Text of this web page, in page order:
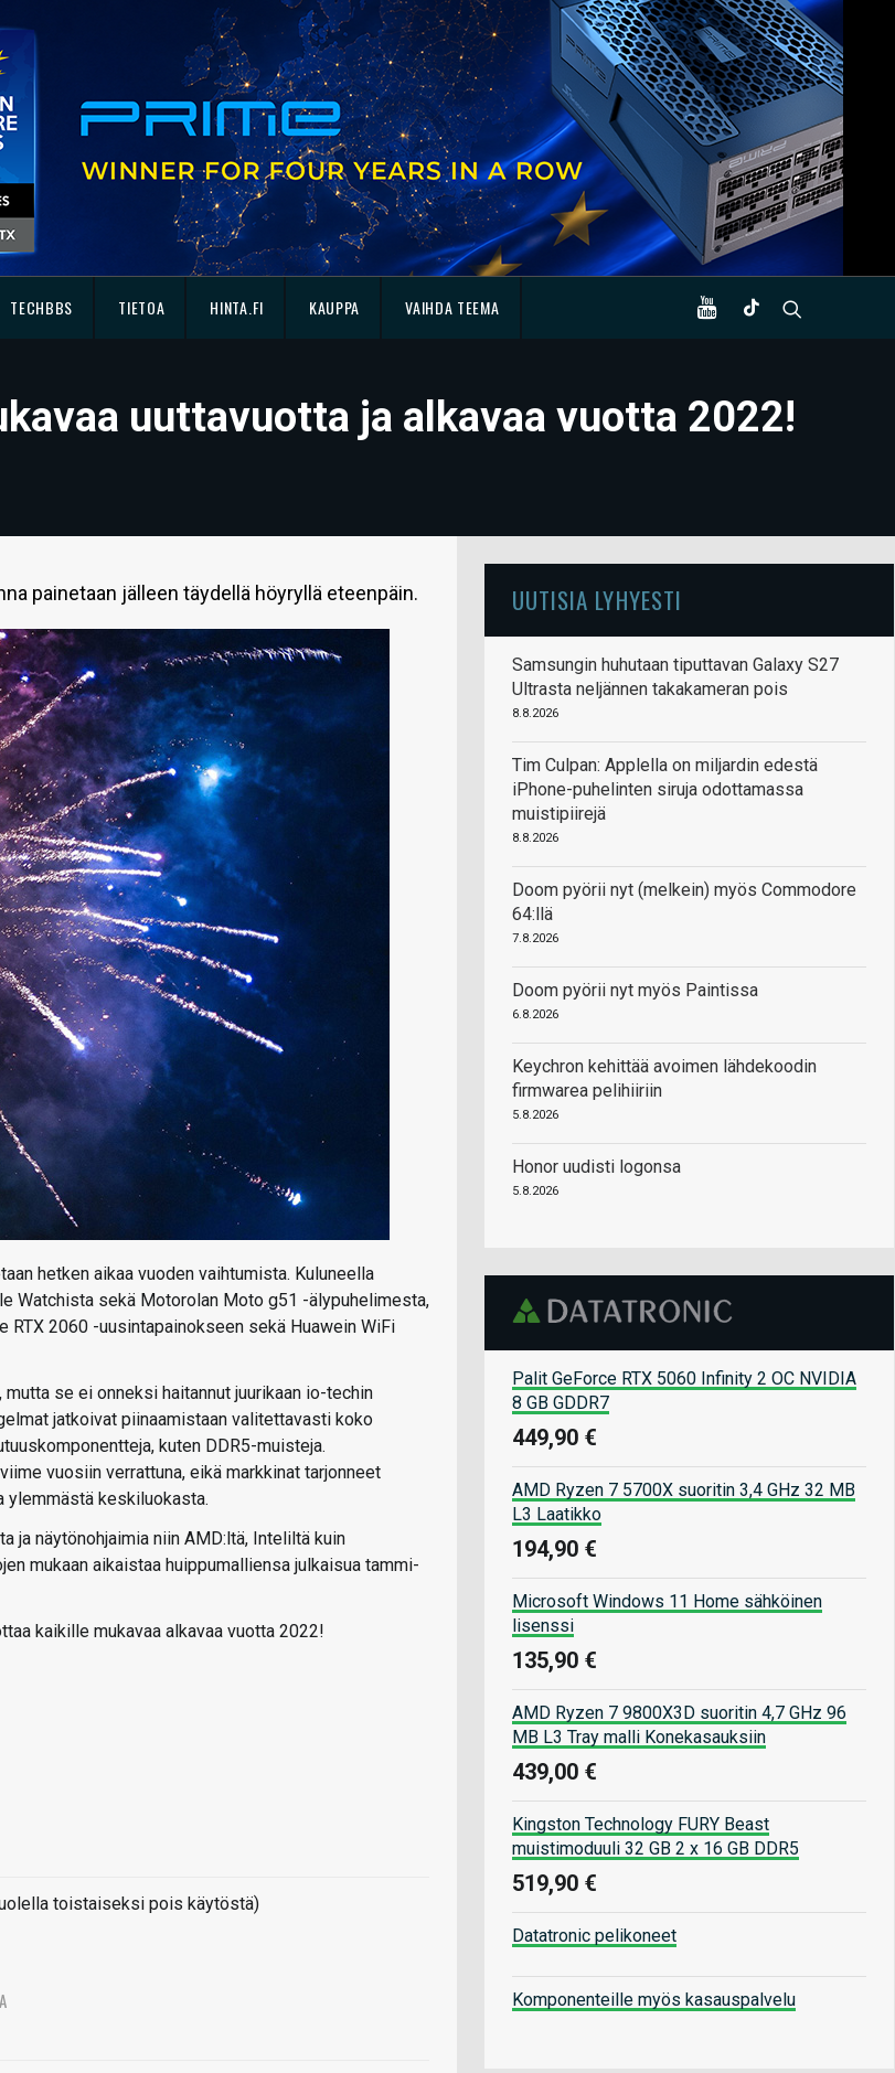
TECHBBS TIETOA HINTA.FI KAUPPA VAIHDA TEEMA
uuttavuotta ja alkavaa vuotta 2022!
painetaan jälleen täydellä höyryllä eteenpäin.
hetken aikaa vuoden vaihtumista. Kuluneella
Watchista sekä Motorolan Moto g51 -älypuhelimesta,
RTX 2060 -uusintapainokseen sekä Huawein WiFi
se ei onneksi haitannut juurikaan io-techin
jatkoivat piinaamistaan valitettavasti koko
kuten DDR5-muisteja.
vuosiin verrattuna, eikä markkinat tarjonneet
ylemmästä keskiluokasta.
ja näytönohjaimia niin AMD:ltä, Inteliltä kuin
mukaan aikaistaa huippumalliensa julkaisua tammi-
kaikille mukavaa alkavaa vuotta 2022!
toistaiseksi pois käytöstä)
UUTISIA LYHYESTI
Samsungin huhutaan tiputtavan Galaxy S27
Ultrasta neljännen takakameran pois
8.8.2026
Tim Culpan: Applella on miljardin edestä
iPhone-puhelinten siruja odottamassa
muistipiirejä
8.8.2026
Doom pyörii nyt (melkein) myös Commodore
64:llä
7.8.2026
Doom pyörii nyt myös Paintissa
6.8.2026
Keychron kehittää avoimen lähdekoodin
firmwarea pelihiiriin
5.8.2026
Honor uudisti logonsa
5.8.2026
Palit GeForce RTX 5060 Infinity 2 OC NVIDIA
8 GB GDDR7
449,90 €
AMD Ryzen 7 5700X suoritin 3,4 GHz 32 MB
L3 Laatikko
194,90 €
Microsoft Windows 11 Home sähköinen
lisenssi
135,90 €
AMD Ryzen 7 9800X3D suoritin 4,7 GHz 96
MB L3 Tray malli Konekasauksiin
439,00 €
Kingston Technology FURY Beast
muistimoduuli 32 GB 2 x 16 GB DDR5
519,90 €
Datatronic pelikoneet
Komponenteille myös kasauspalvelu